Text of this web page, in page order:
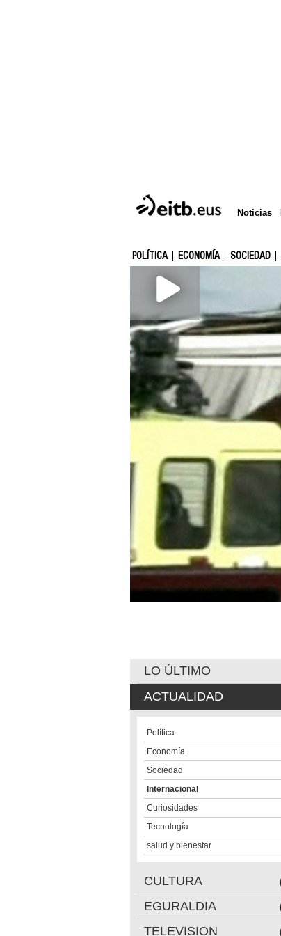
Noticias
POLÍTICA ECONOMÍA SOCIEDAD
LO ÚLTIMO
ACTUALIDAD
Política
Economía
Sociedad
Internacional
Curiosidades
Tecnología
salud y bienestar
CULTURA
EGURALDIA
TELEVISION